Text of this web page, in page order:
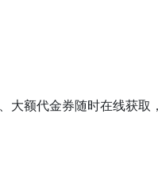
大额代金券随时在线获